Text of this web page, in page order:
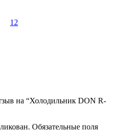
12
на “Холодильник DON R-
Обязательные поля